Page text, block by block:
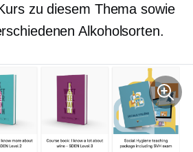
zu diesem Thema sowie
Alkoholsorten.